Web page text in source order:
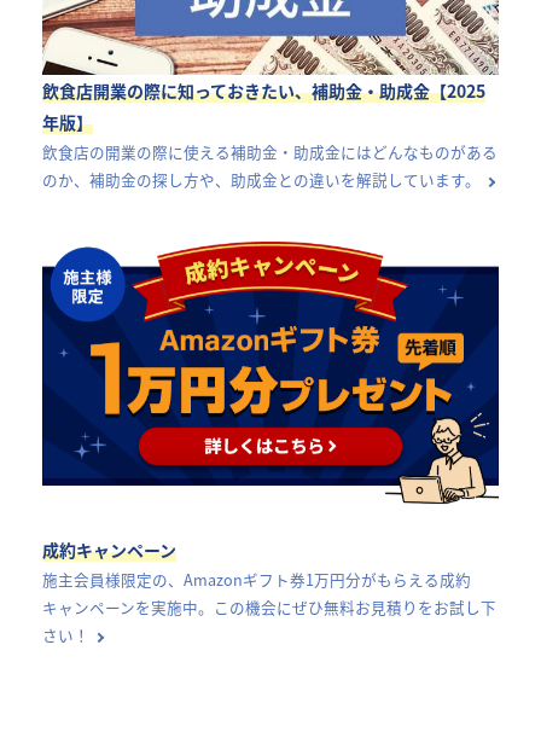
飲食店開業の際に知っておきたい、補助金・助成金【2025
年版】
飲食店の開業の際に使える補助金・助成金にはどんなものがある
のか、補助金の探し方や、助成金との違いを解説しています。
成約キャンペーン
施主会員様限定の、Amazonギフト券1万円分がもらえる成約
キャンペーンを実施中。この機会にぜひ無料お見積りをお試し下
さい！